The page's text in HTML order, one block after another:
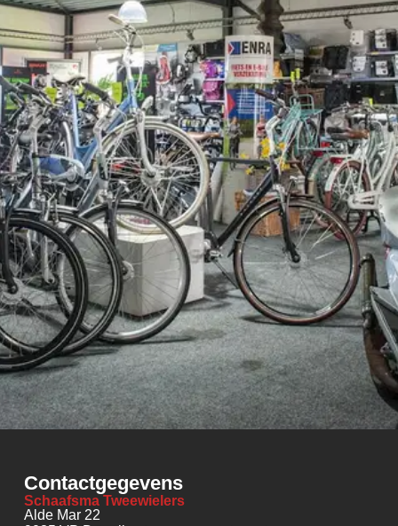
Contactgegevens
Schaafsma Tweewielers
Alde Mar 22